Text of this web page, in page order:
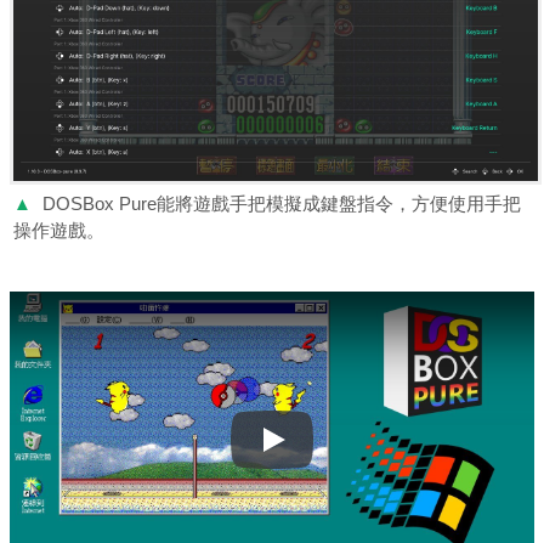
▲
DOSBox Pure能將遊戲手把模擬成鍵盤指令，方便使用手把
操作遊戲。
Play